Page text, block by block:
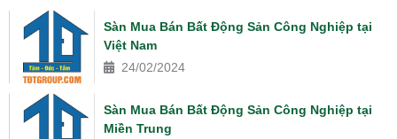
Sàn Mua Bán Bất Động Sản Công Nghiệp tại
Việt Nam
24/02/2024
Sàn Mua Bán Bất Động Sản Công Nghiệp tại
Miền Trung